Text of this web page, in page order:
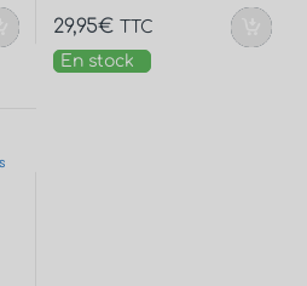
29,95€ TTC
En stock